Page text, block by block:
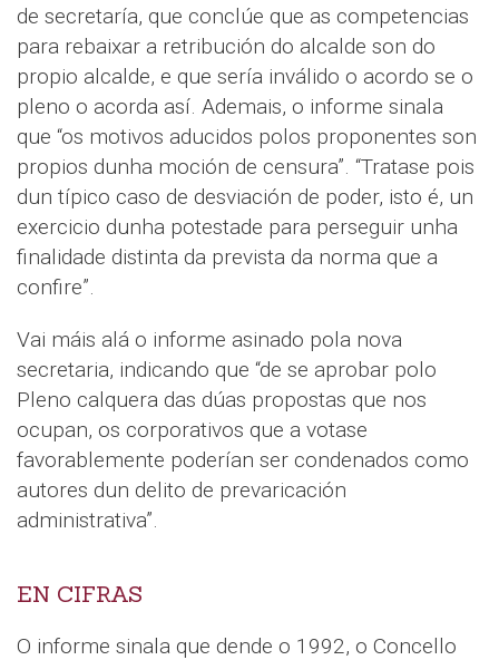
de secretaría, que conclúe que as competencias
para rebaixar a retribución do alcalde son do
propio alcalde, e que sería inválido o acordo se o
pleno o acorda así. Ademais, o informe sinala
que “os motivos aducidos polos proponentes son
propios dunha moción de censura”. “Tratase pois
dun típico caso de desviación de poder, isto é, un
exercicio dunha potestade para perseguir unha
finalidade distinta da prevista da norma que a
confire”.
Vai máis alá o informe asinado pola nova
secretaria, indicando que “de se aprobar polo
Pleno calquera das dúas propostas que nos
ocupan, os corporativos que a votase
favorablemente poderían ser condenados como
autores dun delito de prevaricación
administrativa”.
EN CIFRAS
O informe sinala que dende o 1992, o Concello